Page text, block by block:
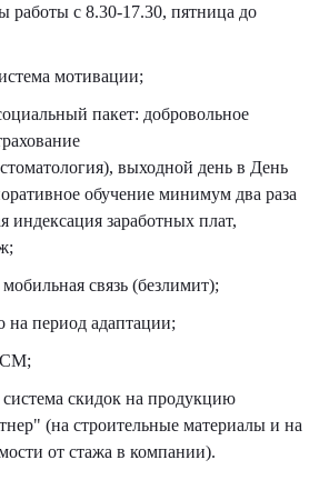
работы с 8.30-17.30, пятница до
мотивации;
пакет: добровольное
выходной день в День
обучение минимум два раза
индексация заработных плат,
связь (безлимит);
на период адаптации;
скидок на продукцию
(на строительные материалы и на
от стажа в компании).